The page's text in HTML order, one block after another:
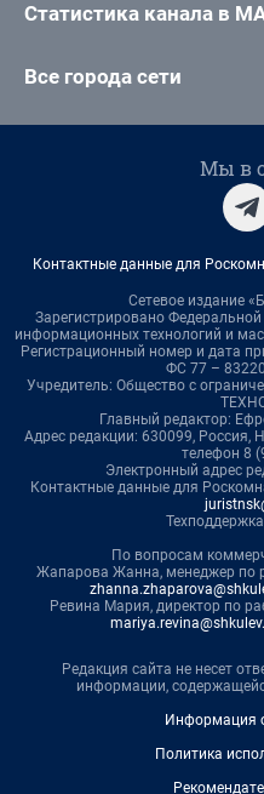
Статистика канала в
Все города сети
Мы в
Контактные данные для
Сетевое издание
Зарегистрировано
информационных технологий и
Регистрационный номер и дата
ФС 77 –
Учредитель: Общество с
Главный редактор:
Адрес редакции: 630099, Россия,
телефон 8
Электронный адрес
Контактные данные для
По вопросам
Жапарова Жанна, менеджер по
Ревина Мария, директор по
Редакция сайта не несет
информации,
Информация
Политика